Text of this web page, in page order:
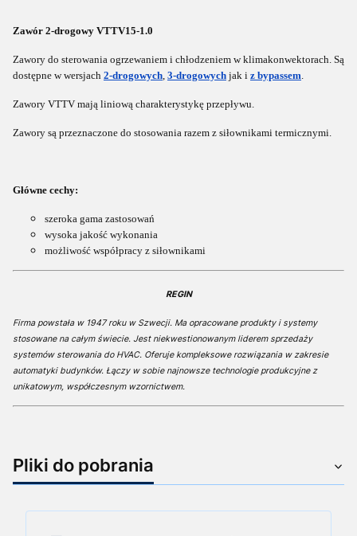
Zawór 2-drogowy VTTV15-1.0
Zawory do sterowania ogrzewaniem i chłodzeniem w klimakonwektorach. Są
dostępne w wersjach 2-drogowych, 3-drogowych jak i z bypassem.
Zawory VTTV mają liniową charakterystykę przepływu.
Zawory są przeznaczone do stosowania razem z siłownikami termicznymi.
Główne cechy:
szeroka gama zastosowań
wysoka jakość wykonania
możliwość współpracy z siłownikami
REGIN
Firma powstała w 1947 roku w Szwecji. Ma opracowane produkty i systemy
stosowane na całym świecie. Jest niekwestionowanym liderem sprzedaży
systemów sterowania do HVAC. Oferuje kompleksowe rozwiązania w zakresie
automatyki budynków. Łączy w sobie najnowsze technologie produkcyjne z
unikatowym, współczesnym wzornictwem.
Pliki do pobrania